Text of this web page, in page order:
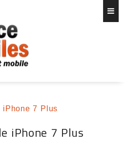
iPhone 7 Plus
iPhone 7 Plus